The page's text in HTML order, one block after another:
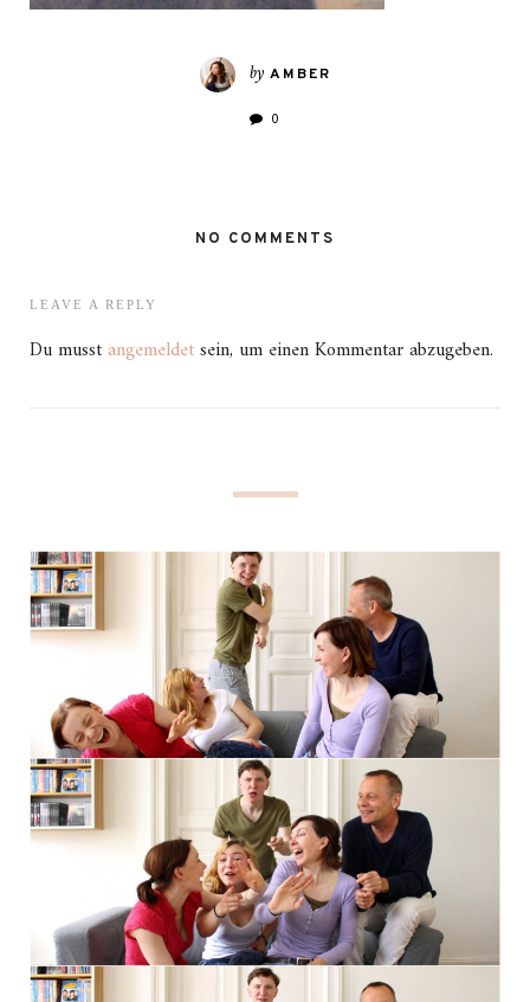
by AMBER
0
NO COMMENTS
LEAVE A REPLY
Du musst angemeldetsein, um einen Kommentar abzugeben.